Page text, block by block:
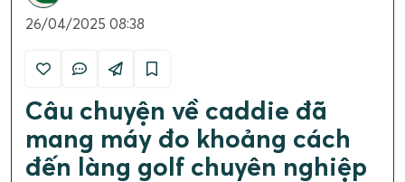
26/04/2025 08:38
Câu chuyện về caddie đã
mang máy đo khoảng cách
đến làng golf chuyên nghiệp